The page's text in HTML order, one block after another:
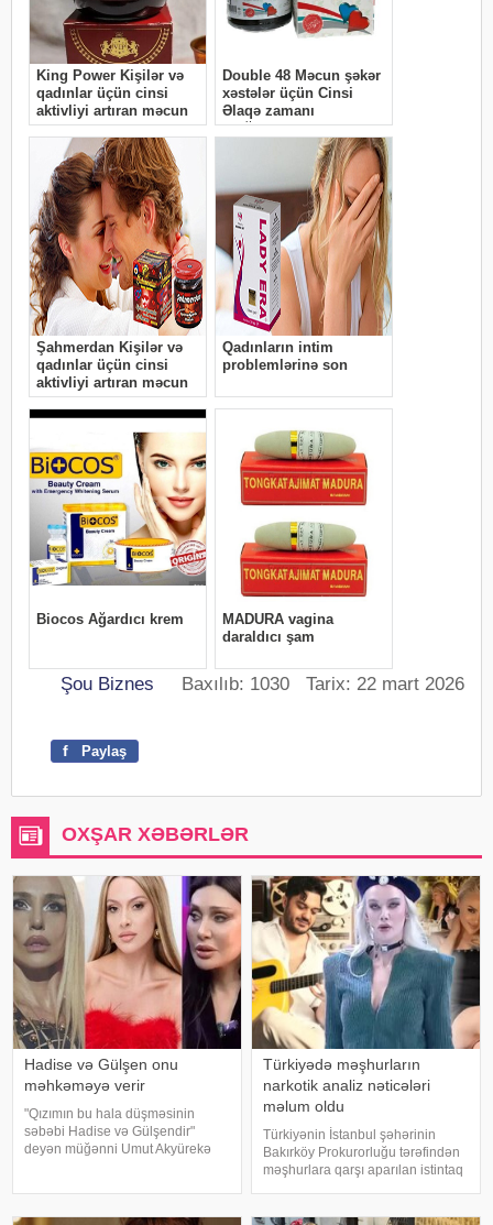
Şou Biznes Baxılıb: 1030 Tarix: 22 mart 2026
f Paylaş
OXŞAR XƏBƏRLƏR
Hadise və Gülşen onu
məhkəməyə verir
"Qızımın bu hala düşməsinin
səbəbi Hadise və Gülşendir"
deyən müğənni Umut Akyürekə
davam etdirən Akyürek "Mən
Türkiyədə məşhurların
narkotik analiz nəticələri
məlum oldu
Türkiyənin İstanbul şəhərinin
Bakırköy Prokurorluğu tərəfindən
məşhurlara qarşı aparılan istintaq